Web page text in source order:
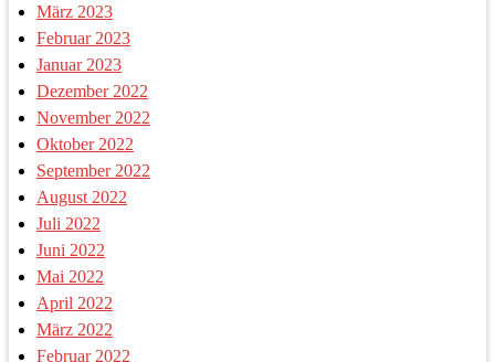
März 2023
Februar 2023
Januar 2023
Dezember 2022
November 2022
Oktober 2022
September 2022
August 2022
Juli 2022
Juni 2022
Mai 2022
April 2022
März 2022
Februar 2022